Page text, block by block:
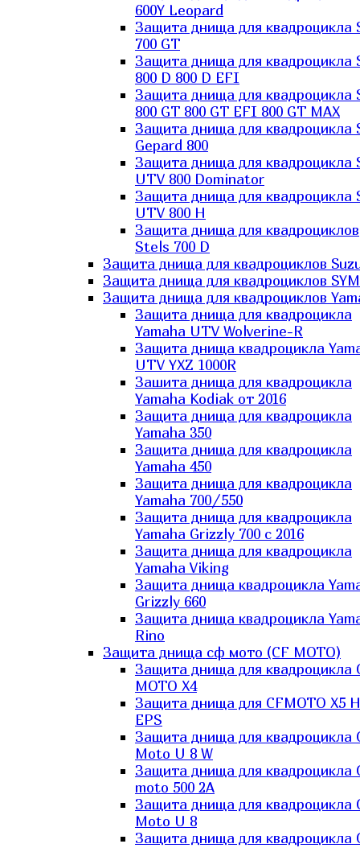
600Y Leopard
Защита днища для квадроцикла
700 GT
Защита днища для квадроцикла
800 D 800 D EFI
Защита днища для квадроцикла
800 GT 800 GT EFI 800 GT MAX
Защита днища для квадроцикла
Gepard 800
Защита днища для квадроцикла
UTV 800 Dominator
Защита днища для квадроцикла
UTV 800 H
Защита днища для квадроциклов
Stels 700 D
Защита днища для квадроциклов
Защита днища для квадроциклов SYM
Защита днища для квадроциклов
Защита днища для квадроцикла
Yamaha UTV Wolverine-R
Защита днища квадроцикла
UTV YXZ 1000R
Зашита днища для квадроцикла
Yamaha Kodiak от 2016
Защита днища для квадроцикла
Yamaha 350
Защита днища для квадроцикла
Yamaha 450
Защита днища для квадроцикла
Yamaha 700/550
Защита днища для квадроцикла
Yamaha Grizzly 700 с 2016
Защита днища для квадроцикла
Yamaha Viking
Защита днища квадроцикла
Grizzly 660
Защита днища квадроцикла
Rino
Защита днища сф мото (CF MOTO)
Защита днища для квадроцикла
MOTO X4
Защита днища для CFMOTO X5
EPS
Защита днища для квадроцикла
Moto U 8 W
Защита днища для квадроцикла
moto 500 2A
Защита днища для квадроцикла
Moto U 8
Защита днища для квадроцикла